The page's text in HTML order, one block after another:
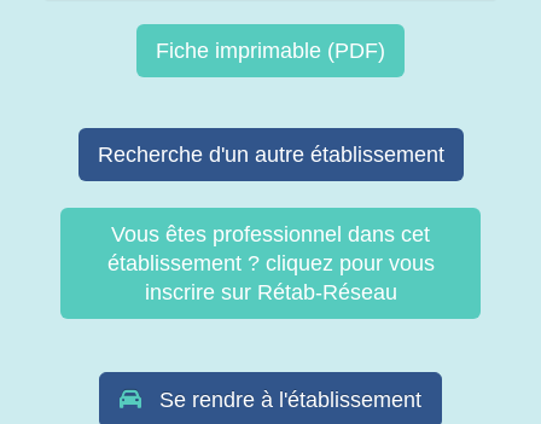
Fiche imprimable (PDF)
Recherche d'un autre établissement
Vous êtes professionnel dans cet
établissement ? cliquez pour vous
inscrire sur Rétab-Réseau
Se rendre à l'établissement